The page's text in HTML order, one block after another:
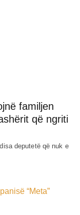
familjen
që ngriti
deputetë që nuk e